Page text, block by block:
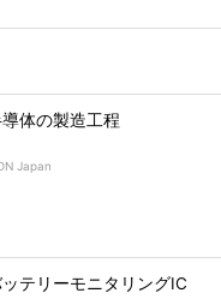
体の製造工程
Japan
テリーモニタリングIC